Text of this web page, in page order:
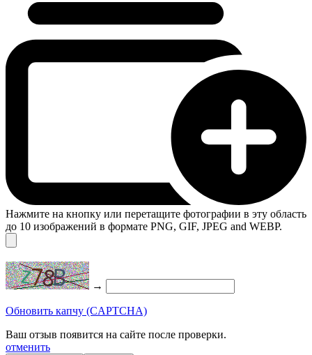
Нажмите на кнопку или перетащите фотографии в эту область
до 10 изображений в формате PNG, GIF, JPEG and WEBP.
→
Обновить капчу (CAPTCHA)
Ваш отзыв появится на сайте после проверки.
отменить